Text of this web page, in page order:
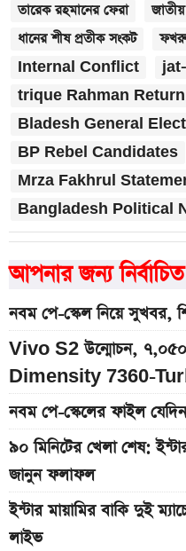
তারেক রহমানের ফেরা
জাতীয়
ধানের শীষ প্রতীক সংকট
Internal Conflict
trique Rahman Return
Bladesh General
BP Rebel Candidates
Mrza Fakhrul
Bangladesh Political
আপনার জন্য
নবম পে-স্কেল নিয়ে সুখবর,
Vivo S2 উন্মোচন,
Dimensity 7360-
নবম পে-স্কেলের ফাইল
৯০ মিনিটের খেলা শেষ:
জানুন ফলাফল
ইন্টার মায়ামির বাকি দুই
লাইভ